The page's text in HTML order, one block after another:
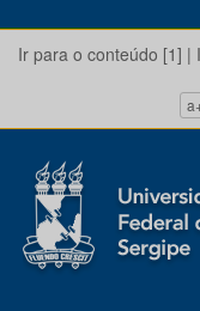
Ir para o conteúdo [1] |